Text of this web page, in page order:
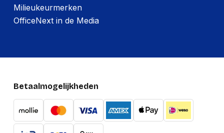
Milieukeurmerken
OfficeNext in de Media
Betaalmogelijkheden